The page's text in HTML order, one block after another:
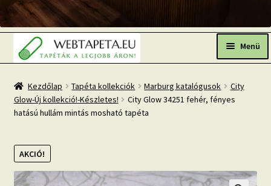
Ugrás
a
navigációhoz
Kilépés
a
tartalomba Menü
Népszerű tapéták
Tapéta BLOG
Mi az a fotótapéta?
Kezdőlap Tapéta kollekciók Marburg katalógusok
City
Glow-Új kollekció!-Készletes!
City Glow 34251 fehér, fényes
hatású hullám mintás mosható tapéta
AKCIÓ!